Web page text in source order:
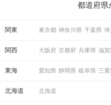
の楽しいことアイデア
都道府県
関東 東京都 神奈川県 千葉県
関西 大阪府 京都府 兵庫県 滋
東海 愛知県 静岡県 岐阜県 三
北海道 北海道